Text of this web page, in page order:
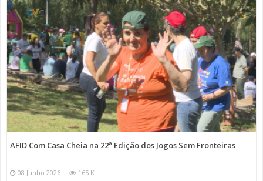
AFID Com Casa Cheia na 22ª Edição dos Jogos Sem Fronteiras
08 Junho 2026 165 K